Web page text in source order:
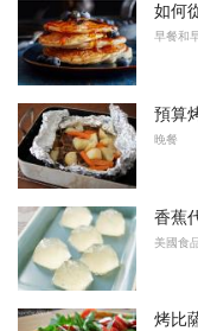
如何
早餐和
預算
晚餐
香蕉
美國食
烤比